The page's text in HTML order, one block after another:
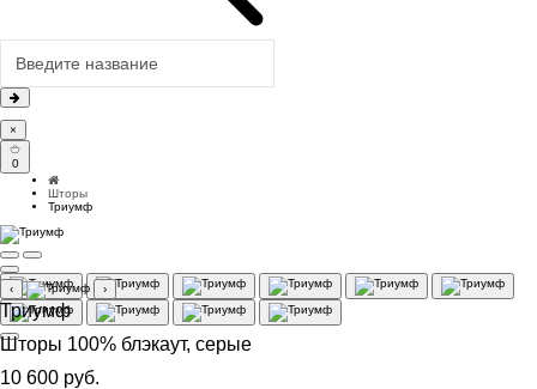
×
0
Шторы
Триумф
‹ ›
Триумф
Шторы 100% блэкаут, серые
10 600 руб.